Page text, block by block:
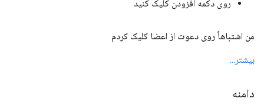
روی دکمه افزودن کلیک کنید
من اشتباهاً روی دعوت از اعضا کلیک کردم
بیشتر...
دامنه